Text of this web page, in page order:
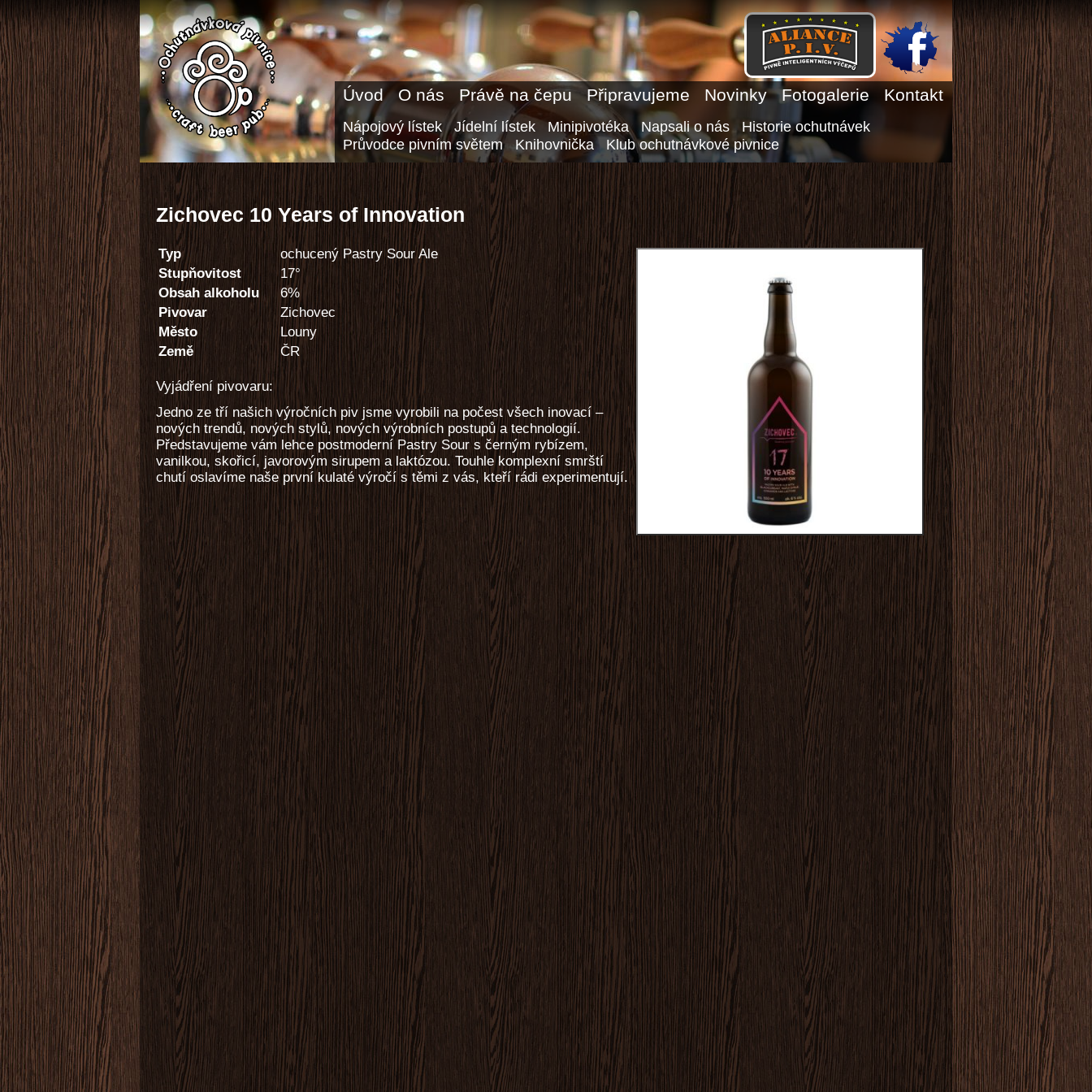
Úvod O nás Právě na čepu Připravujeme Novinky Fotogalerie Kontakt
Nápojový lístek Jídelní lístek Minipivotéka Napsali o nás
Historie ochutnávek
Průvodce pivním světem
Knihovnička Klub ochutnávkové pivnice
Zichovec 10 Years of Innovation
Typ
ochucený Pastry Sour Ale
Stupňovitost
17°
Obsah alkoholu
6%
Pivovar
Zichovec
Město
Louny
Země
ČR
Vyjádření pivovaru:
Jedno ze tří našich výročních piv jsme vyrobili na počest všech inovací –
nových trendů, nových stylů, nových výrobních postupů a technologií.
Představujeme vám lehce postmoderní Pastry Sour s černým rybízem,
vanilkou, skořicí, javorovým sirupem a laktózou. Touhle komplexní smrští
chutí oslavíme naše první kulaté výročí s těmi z vás, kteří rádi experimentují.